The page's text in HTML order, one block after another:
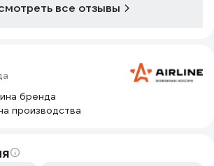
все отзывы
бренда
производства